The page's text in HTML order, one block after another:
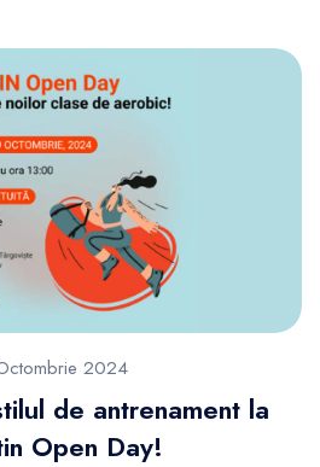
2024
de antrenament la
Open Day!